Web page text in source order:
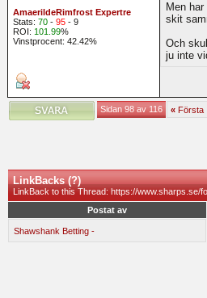
AmaerildeRimfrost Expertre
Stats: 70 - 95 - 9
ROI: 101.99%
Vinstprocent: 42.42%
Men
skit
Och
ju inte
Sidan 98 av 116 «Första
LinkBacks (?)
LinkBack to this Thread: https://www.sharps.se/
Postat av
Shawshank Betting -